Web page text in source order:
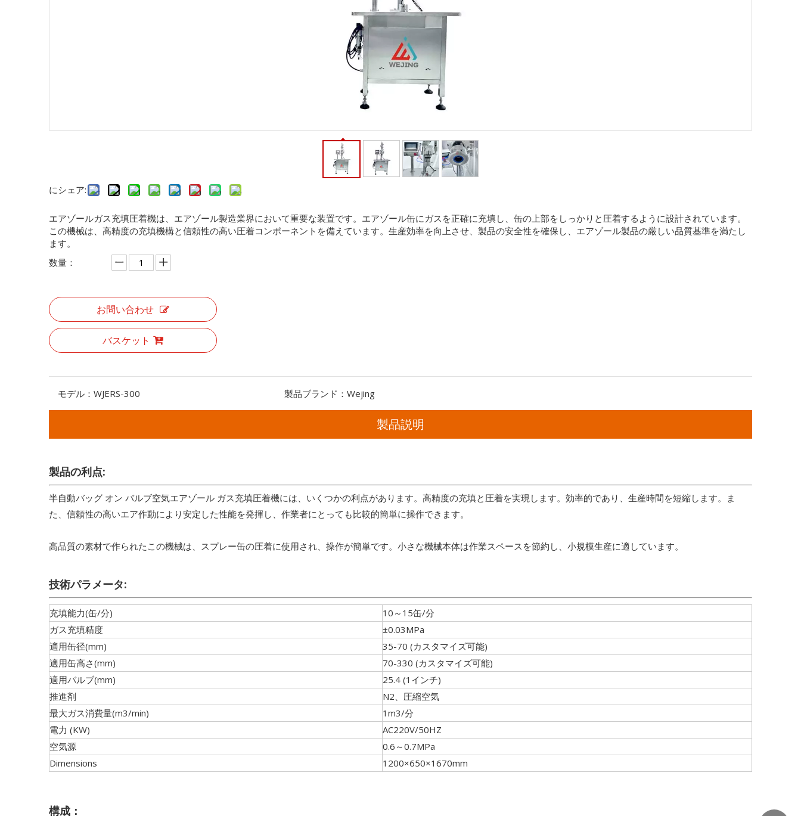
にシェア:
エアゾールガス充填圧着機は、エアゾール製造業界において重要な装置です。エアゾール缶にガスを正確に充填し、缶の上部をしっかりと圧着するように設計されています。
この機械は、高精度の充填機構と信頼性の高い圧着コンポーネントを備えています。生産効率を向上させ、製品の安全性を確保し、エアゾール製品の厳しい品質基準を満たし
ます。
数量：
お問い合わせ
バスケット
モデル： WJERS-300 製品ブランド： Wejing
製品説明
製品の利点:
半自動バッグ オン バルブ空気エアゾール ガス充填圧着機には、いくつかの利点があります。高精度の充填と圧着を実現します。効率的であり、生産時間を短縮します。ま
た、信頼性の高いエア作動により安定した性能を発揮し、作業者にとっても比較的簡単に操作できます。
高品質の素材で作られたこの機械は、スプレー缶の圧着に使用され、操作が簡単です。小さな機械本体は作業スペースを節約し、小規模生産に適しています。
技術パラメータ:
充填能力(缶/分)
10～15缶/分
ガス充填精度
±0.03MPa
適用缶径(mm)
35-70 (カスタマイズ可能)
適用缶高さ(mm)
70-330 (カスタマイズ可能)
適用バルブ(mm)
25.4 (1インチ)
推進剤
N2、圧縮空気
最大ガス消費量(m3/min)
1m3/分
電力 (KW)
AC220V/50HZ
空気源
0.6～0.7MPa
Dimensions
1200×650×1670mm
構成：